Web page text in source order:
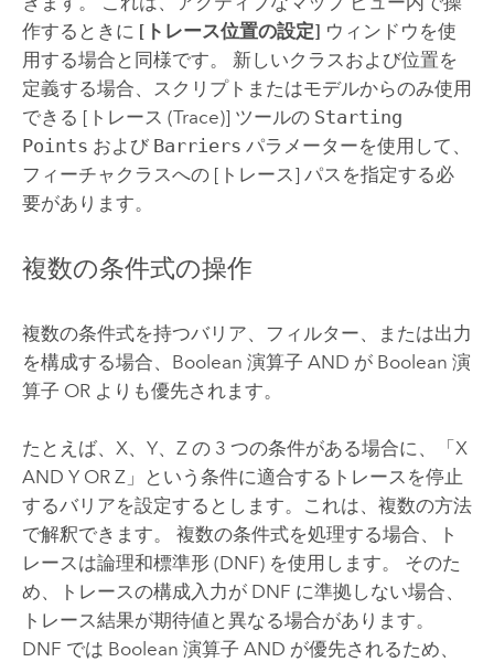
作するときに [トレース位置の設定] ウィンドウを使
用する場合と同様です。 新しいクラスおよび位置を
定義する場合、スクリプトまたはモデルからのみ使用
できる [トレース (Trace)] ツールの Starting
Points および Barriers パラメーターを使用して、
フィーチャクラスへの [トレース] パスを指定する必
要があります。
複数の条件式の操作
複数の条件式を持つバリア、フィルター、または出力
を構成する場合、Boolean 演算子 AND が Boolean 演
算子 OR よりも優先されます。
たとえば、X、Y、Z の 3 つの条件がある場合に、「X
AND Y OR Z」という条件に適合するトレースを停止
するバリアを設定するとします。これは、複数の方法
で解釈できます。 複数の条件式を処理する場合、ト
レースは論理和標準形 (DNF) を使用します。 そのた
め、トレースの構成入力が DNF に準拠しない場合、
トレース結果が期待値と異なる場合があります。
DNF では Boolean 演算子 AND が優先されるため、